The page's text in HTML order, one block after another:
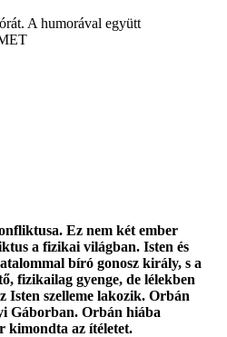
A humorával együtt
Ez nem két ember
a fizikai világban. Isten és
bíró gonosz király, s a
fizikailag gyenge, de lélekben
Isten szelleme lakozik. Orbán
Gáborban. Orbán hiába
kimondta az ítéletet.